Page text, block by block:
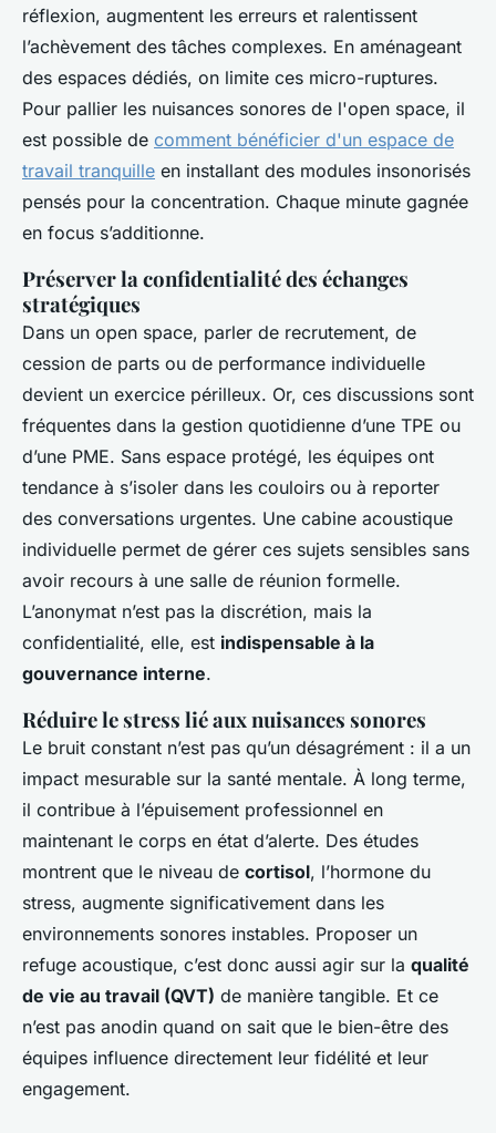
réflexion, augmentent les erreurs et ralentissent
l’achèvement des tâches complexes. En aménageant
des espaces dédiés, on limite ces micro-ruptures.
Pour pallier les nuisances sonores de l'open space, il
est possible de comment bénéficier d'un espace de
travail tranquille en installant des modules insonorisés
pensés pour la concentration. Chaque minute gagnée
en focus s’additionne.
Préserver la confidentialité des échanges
stratégiques
Dans un open space, parler de recrutement, de
cession de parts ou de performance individuelle
devient un exercice périlleux. Or, ces discussions sont
fréquentes dans la gestion quotidienne d’une TPE ou
d’une PME. Sans espace protégé, les équipes ont
tendance à s’isoler dans les couloirs ou à reporter
des conversations urgentes. Une cabine acoustique
individuelle permet de gérer ces sujets sensibles sans
avoir recours à une salle de réunion formelle.
L’anonymat n’est pas la discrétion, mais la
confidentialité, elle, est indispensable à la
gouvernance interne.
Réduire le stress lié aux nuisances sonores
Le bruit constant n’est pas qu’un désagrément : il a un
impact mesurable sur la santé mentale. À long terme,
il contribue à l’épuisement professionnel en
maintenant le corps en état d’alerte. Des études
montrent que le niveau de cortisol, l’hormone du
stress, augmente significativement dans les
environnements sonores instables. Proposer un
refuge acoustique, c’est donc aussi agir sur la qualité
de vie au travail (QVT) de manière tangible. Et ce
n’est pas anodin quand on sait que le bien-être des
équipes influence directement leur fidélité et leur
engagement.